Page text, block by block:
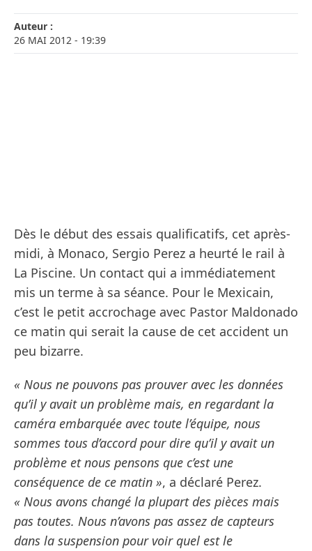
Auteur :
26 MAI 2012 - 19:39
Dès le début des essais qualificatifs, cet après-
midi, à Monaco, Sergio Perez a heurté le rail à
La Piscine. Un contact qui a immédiatement
mis un terme à sa séance. Pour le Mexicain,
c’est le petit accrochage avec Pastor Maldonado
ce matin qui serait la cause de cet accident un
peu bizarre.
« Nous ne pouvons pas prouver avec les données
qu’il y avait un problème mais, en regardant la
caméra embarquée avec toute l’équipe, nous
sommes tous d’accord pour dire qu’il y avait un
problème et nous pensons que c’est une
conséquence de ce matin », a déclaré Perez.
« Nous avons changé la plupart des pièces mais
pas toutes. Nous n’avons pas assez de capteurs
dans la suspension pour voir quel est le